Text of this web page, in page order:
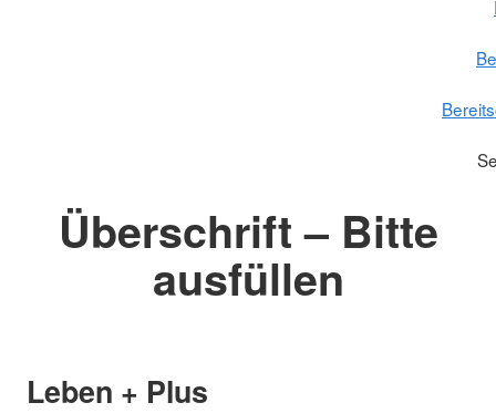
Überschrift – Bitte
ausfüllen
Leben + Plus